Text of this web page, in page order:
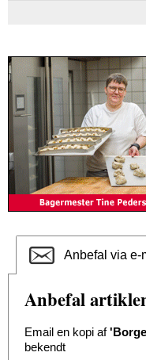
Anbefal via e-
Anbefal
Email en kopi af
bekendt